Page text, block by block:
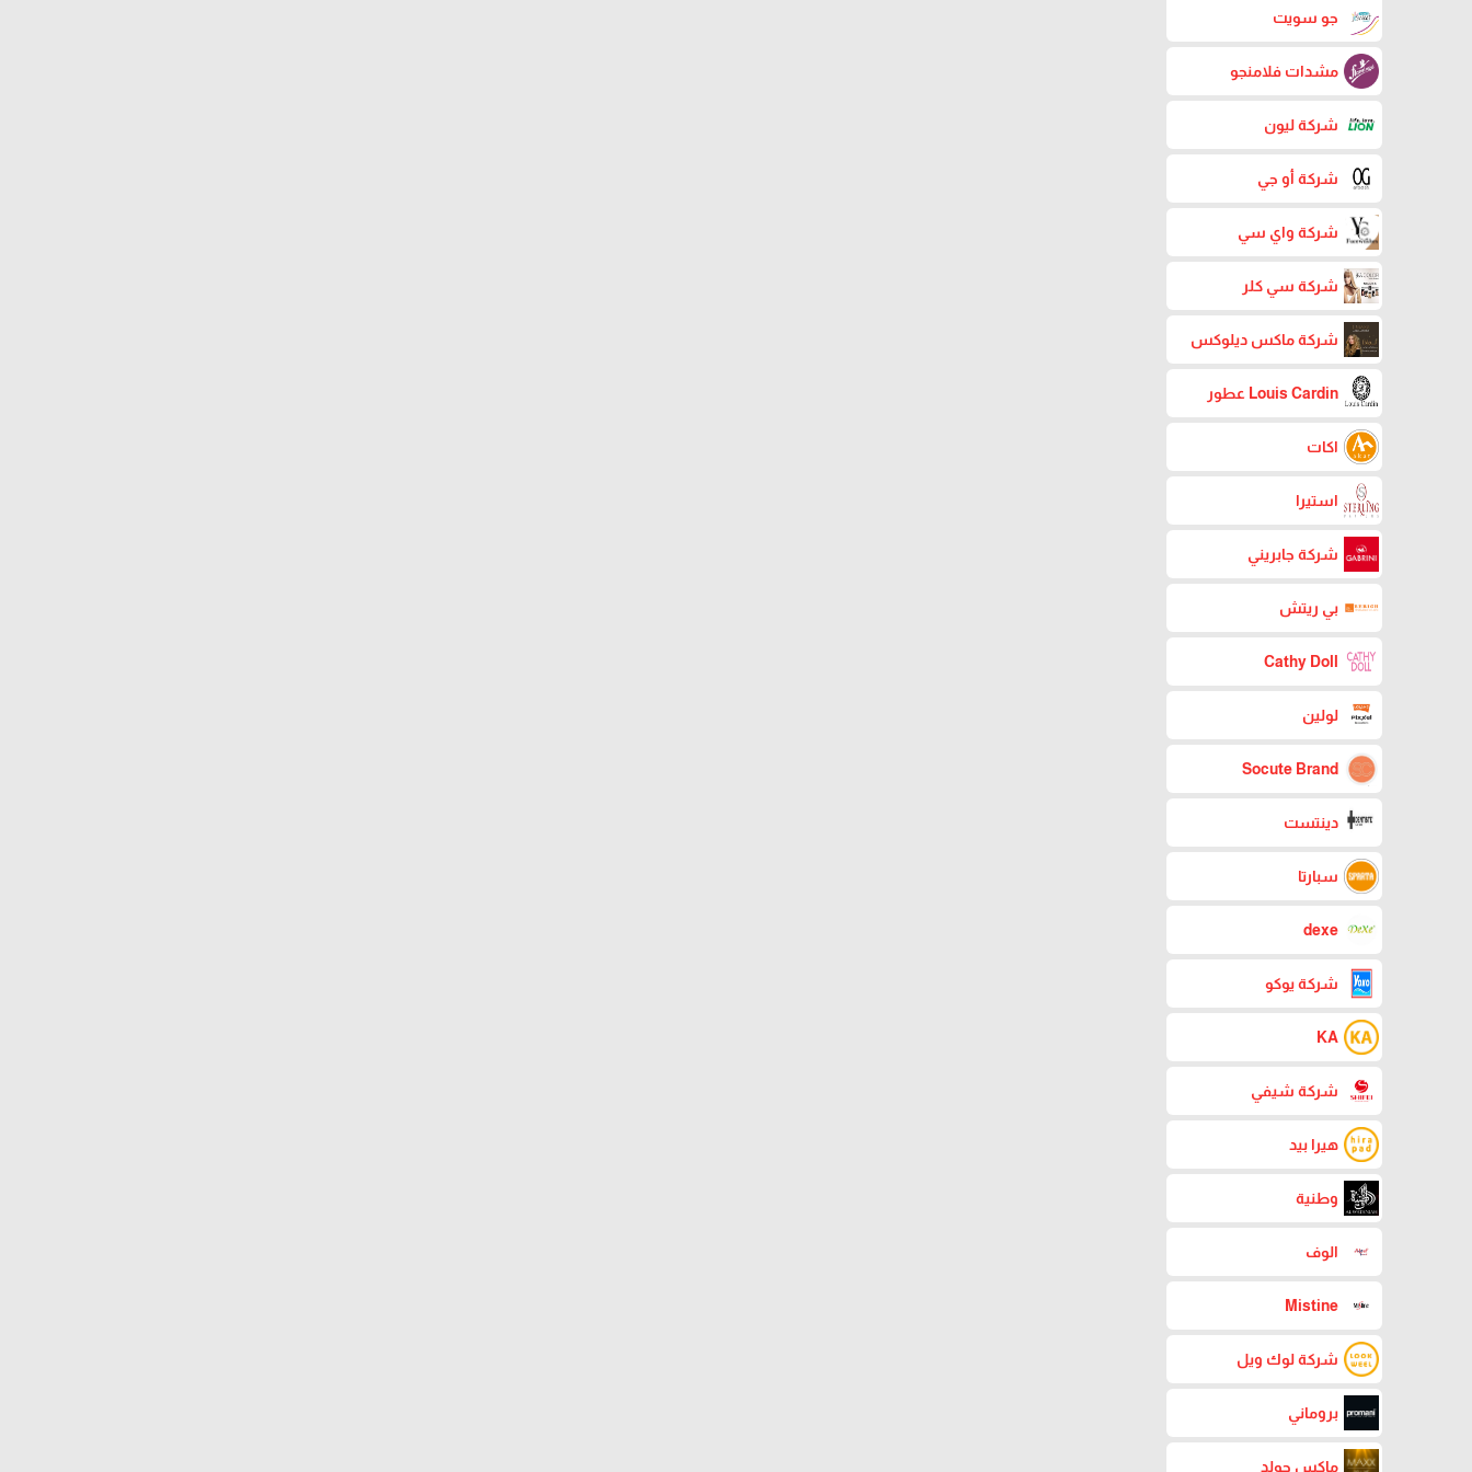
جو سويت
مشدات فلامنجو
شركة ليون
شركة أو جي
شركة واي سي
شركة سي كلر
شركة ماكس ديلوكس
Louis Cardin عطور
اكات
استيرا
شركة جابريني
بي ريتش
Cathy Doll
لولين
Socute Brand
دينتست
سبارتا
dexe
شركة يوكو
KA
شركة شيفي
هيرا بيد
وطنية
الوف
Mistine
شركة لوك ويل
بروماني
ماكس جولد